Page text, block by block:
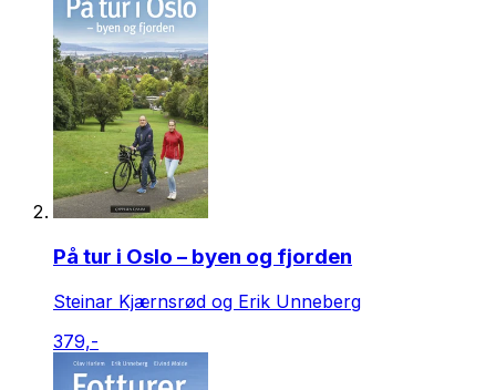
På tur i Oslo – byen og fjorden
Steinar Kjærnsrød og Erik Unneberg
379,-